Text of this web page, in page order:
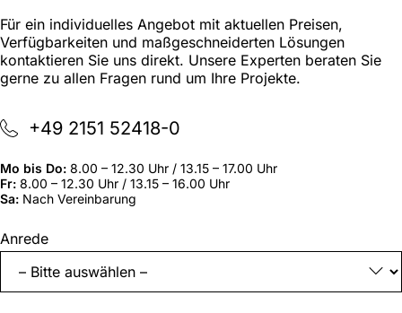
Für ein individuelles Angebot mit aktuellen Preisen,
Verfügbarkeiten und maßgeschneiderten Lösungen
kontaktieren Sie uns direkt. Unsere Experten beraten Sie
gerne zu allen Fragen rund um Ihre Projekte.
+49 2151 52418-0
Mo bis Do: 8.00 – 12.30 Uhr / 13.15 – 17.00 Uhr
Fr: 8.00 – 12.30 Uhr / 13.15 – 16.00 Uhr
Sa: Nach Vereinbarung
„*“
zeigt
erforderliche
Felder
Anrede